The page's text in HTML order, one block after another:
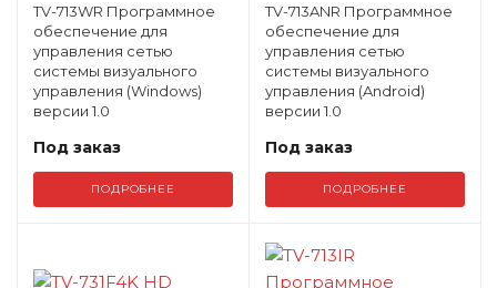
TV-713WR Программное
обеспечение для
управления сетью
системы визуального
управления (Windows)
версии 1.0
Под заказ
ПОДРОБНЕЕ
TV-713ANR Программное
обеспечение для
управления сетью
системы визуального
управления (Android)
версии 1.0
Под заказ
ПОДРОБНЕЕ